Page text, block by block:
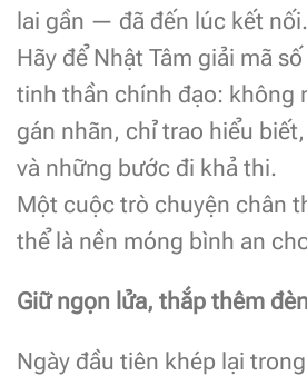
lai gần — đã đến lúc kết nối.
Hãy để Nhật Tâm giải mã
tinh thần chính đạo: không
gán nhãn, chỉ trao hiểu
và những bước đi khả thi.
Một cuộc trò chuyện chân
thể là nền móng bình an
Giữ ngọn lửa, thắp thêm đèn
Ngày đầu tiên khép lại